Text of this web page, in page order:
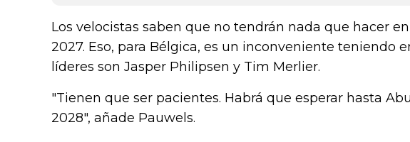
Los velocistas saben que no tendrán nada que hacer
2027. Eso, para Bélgica, es un inconveniente teniendo
líderes son Jasper Philipsen y Tim Merlier.
"Tienen que ser pacientes. Habrá que esperar hasta
2028", añade Pauwels.